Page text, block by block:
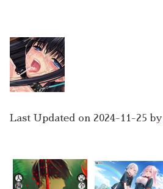
Last Updated on 2024-11-25 by